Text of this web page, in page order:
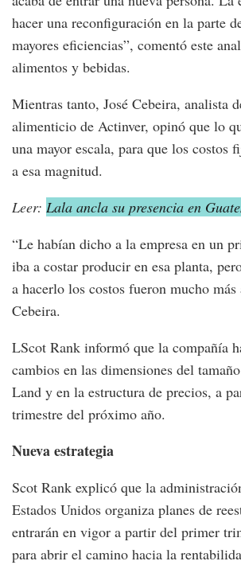
hacer una reconfiguración en la parte
mayores eficiencias”, comentó este
alimentos y bebidas.
Mientras tanto, José Cebeira, analista
alimenticio de Actinver, opinó que lo
una mayor escala, para que los costos
a esa magnitud.
Leer: Lala ancla su presencia en
“Le habían dicho a la empresa en un
iba a costar producir en esa planta,
a hacerlo los costos fueron mucho
Cebeira.
LScot Rank informó que la compañía
cambios en las dimensiones del
Land y en la estructura de precios, a
trimestre del próximo año.
Nueva estrategia
Scot Rank explicó que la
Estados Unidos organiza planes de
entrarán en vigor a partir del primer
para abrir el camino hacia la